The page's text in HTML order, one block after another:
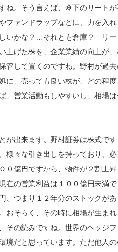
ね。そう言えば、傘下のリートが
ファンドラップなどに、力を入れ
いかな？…それとも倉庫？ リー
上げた株を、企業業績の向上が、
管して置くのですね。野村が過去
、売っても良い株が、どの程度
、営業活動もしやすいし、相場は
が出来ます。野村証券は株式です
様々な引き出しを持っており、必
０億円ですから、物件が２割上昇
在の営業利益は１００億円未満で
、つまり１２年分のストックがあ
おそらく、その時に相場が生まれ
その読みですね。世界のヘッジフ
境だと思っています。ただ他人の